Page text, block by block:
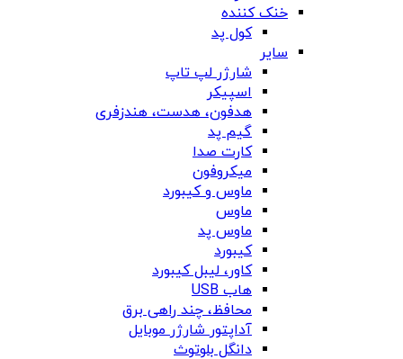
خنک کننده
کول پد
سایر
شارژر لپ تاپ
اسپیکر
هدفون، هدست، هندزفری
گیم پد
کارت صدا
میکروفون
ماوس و کیبورد
ماوس
ماوس پد
کیبورد
کاور، لیبل کیبورد
هاب USB
محافظ، چند راهی برق
آداپتور شارژر موبایل
دانگل بلوتوث